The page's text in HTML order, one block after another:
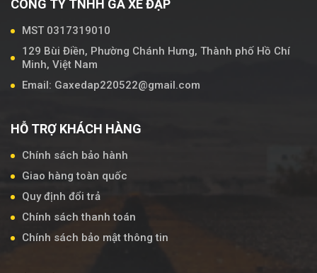
CÔNG TY TNHH GÀ XE ĐẠP
MST 0317319010
129 Bùi Điền, Phường Chánh Hưng, Thành phố Hồ Chí
Minh, Việt Nam
Email: Gaxedap220522@gmail.com
HỖ TRỢ KHÁCH HÀNG
Chính sách bảo hành
Giao hàng toàn quốc
Quy định đổi trả
Chính sách thanh toán
Chính sách bảo mật thông tin